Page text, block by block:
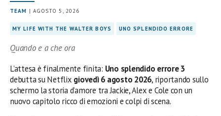
TEAM | AGOSTO 5, 2026
MY LIFE WITH THE WALTER BOYS UNO SPLENDIDO ERRORE
Quando e a che ora
L’attesa è finalmente finita: Uno splendido errore 3
debutta su Netflix giovedì 6 agosto 2026, riportando sullo
schermo la storia d’amore tra Jackie, Alex e Cole con un
nuovo capitolo ricco di emozioni e colpi di scena.